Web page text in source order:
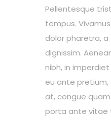
Pellentesque
tempus.
dolor pharetra, a
dignissim.
nibh, in
eu ante
at, congue
porta ante vitae